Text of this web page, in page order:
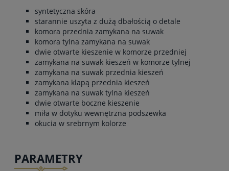
syntetyczna skóra
starannie uszyta z dużą dbałością o detale
komora przednia zamykana na suwak
komora tylna zamykana na suwak
dwie otwarte kieszenie w komorze przedniej
zamykana na suwak kieszeń w komorze tylnej
zamykana na suwak przednia kieszeń
zamykana klapą przednia kieszeń
zamykana na suwak tylna kieszeń
dwie otwarte boczne kieszenie
miła w dotyku wewnętrzna podszewka
okucia w srebrnym kolorze
PARAMETRY